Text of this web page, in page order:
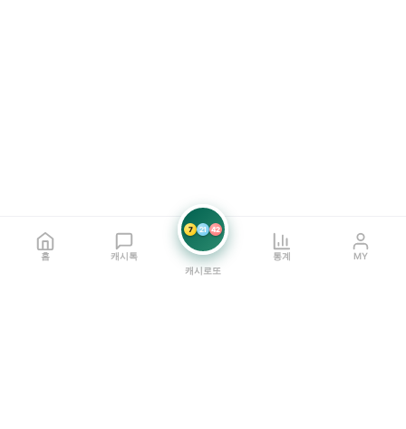
홈 캐시톡
7 21 42
캐시로또
통계 MY